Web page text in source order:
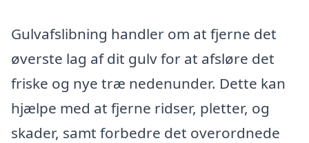
Gulvafslibning handler om at fjerne det
øverste lag af dit gulv for at afsløre det
friske og nye træ nedenunder. Dette kan
hjælpe med at fjerne ridser, pletter, og
skader, samt forbedre det overordnede